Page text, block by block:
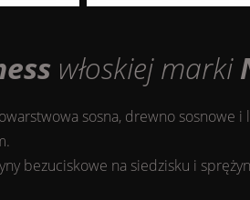
włoskiej marki
sosna, drewno sosnowe
bezuciskowe na siedzisku i